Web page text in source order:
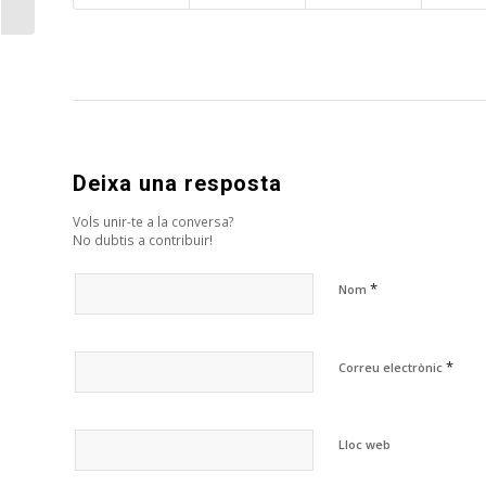
Deixa una resposta
Vols unir-te a la conversa?
No dubtis a contribuir!
Nom *
Correu electrònic *
Lloc web